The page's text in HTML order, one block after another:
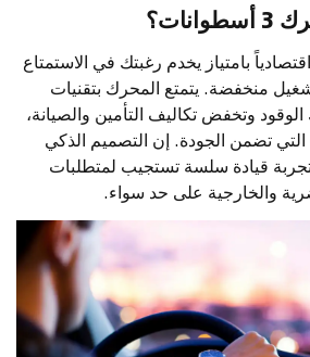
بامتياز يخدم رغبتك في الاستمتاع
منخفضة. يتمتع المحرك بتقنيات
وتخفض تكاليف التأمين والصيانة،
مع الالتزام بمعايير GCC التي تضمن الجودة. إن التصميم الذكي
قيادة سلسة تستجيب لمتطلبات
والخارجية على حد سواء.